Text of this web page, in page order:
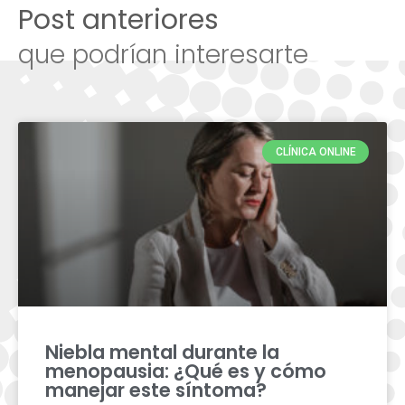
Post anteriores
que podrían interesarte
CLÍNICA ONLINE
Niebla mental durante la
menopausia: ¿Qué es y cómo
manejar este síntoma?